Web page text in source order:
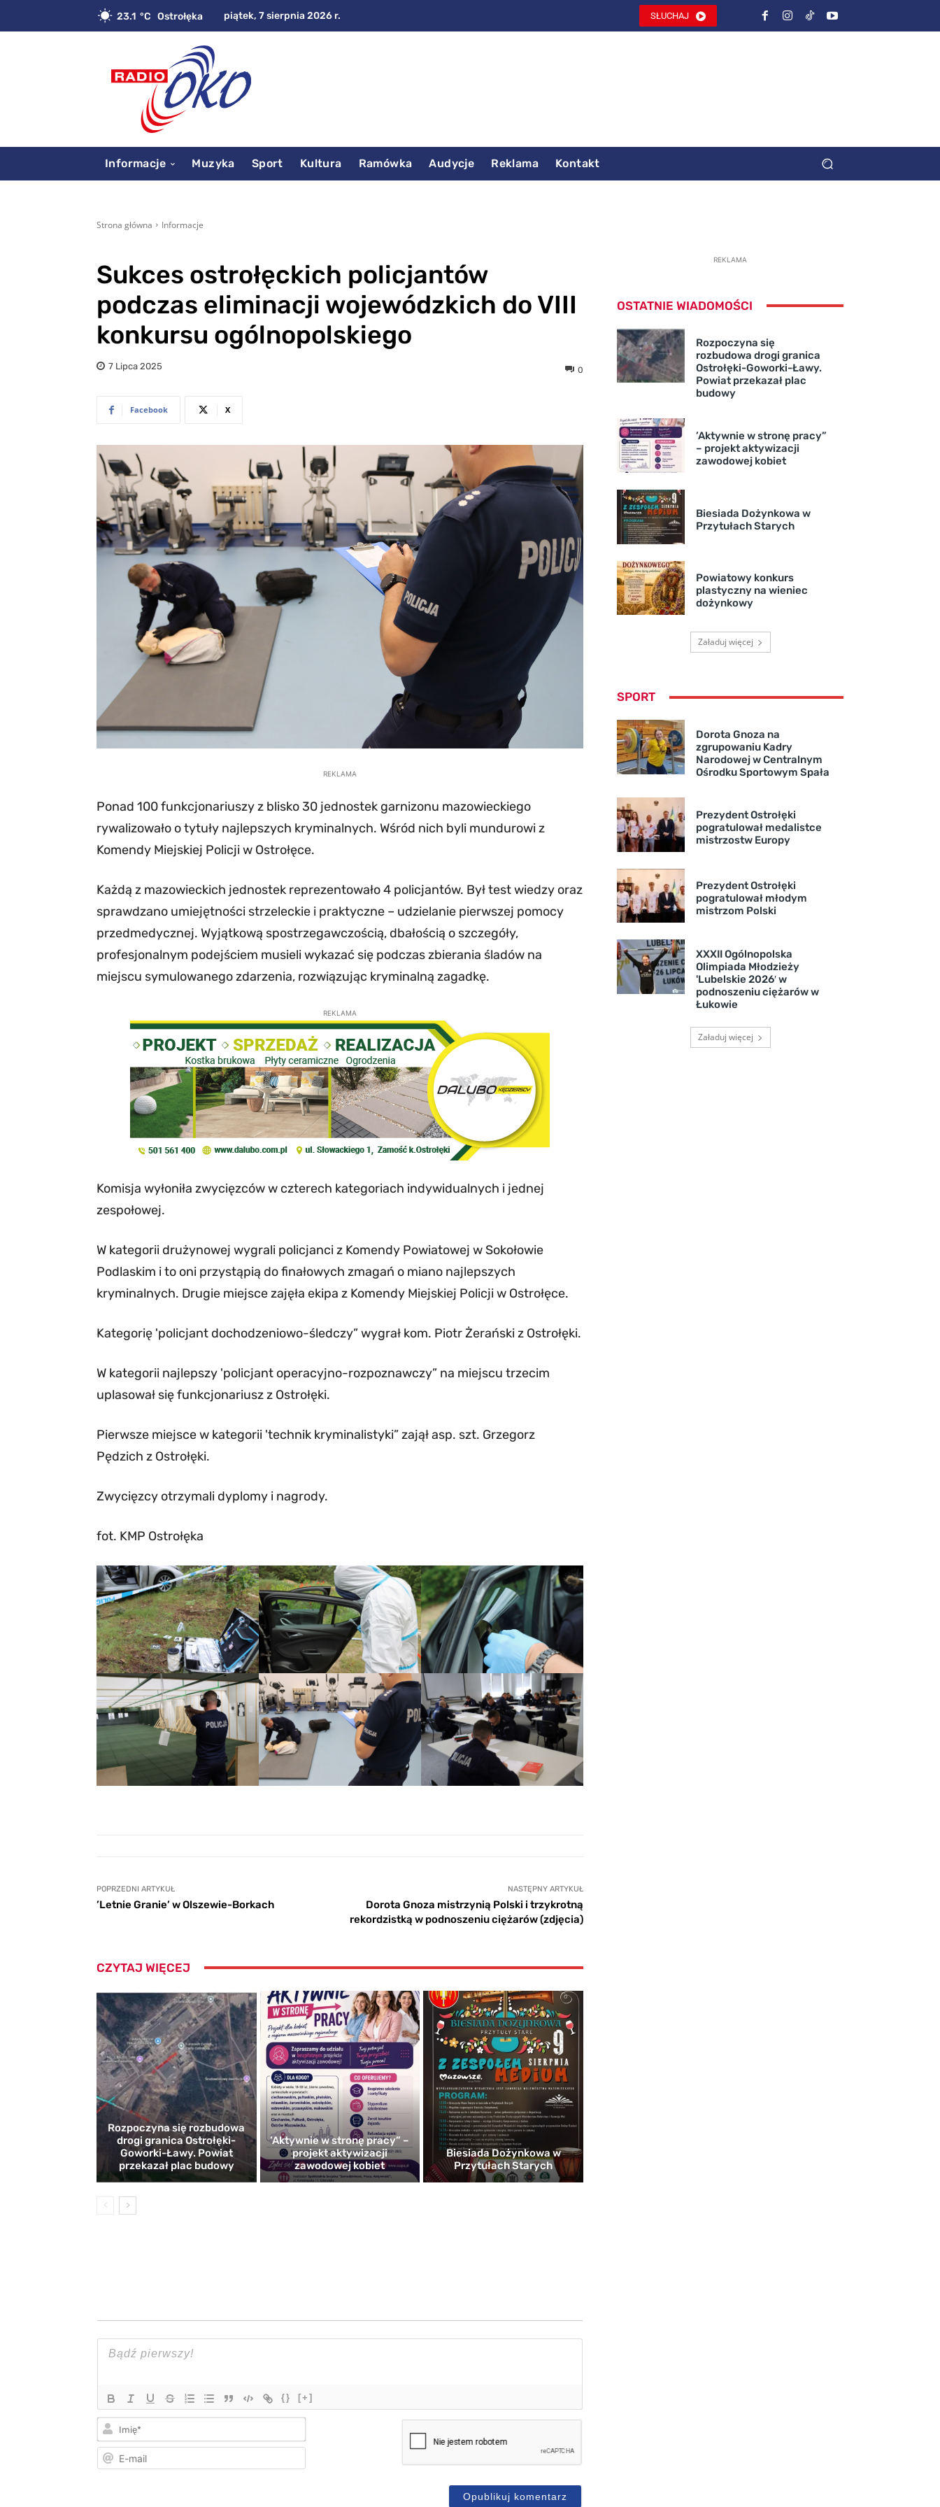
23.1 C Ostrołęka piątek, 7 sierpnia 2026 r. SŁUCHAJ
Informacje Muzyka Sport Kultura Ramówka Audycje Reklama Kontakt
Strona główna Informacje
Sukces ostrołęckich policjantów
podczas eliminacji wojewódzkich do VIII
konkursu ogólnopolskiego
7 Lipca 2025 0
Facebook X
REKLAMA
Ponad 100 funkcjonariuszy z blisko 30 jednostek garnizonu mazowieckiego
rywalizowało o tytuły najlepszych kryminalnych. Wśród nich byli mundurowi z
Komendy Miejskiej Policji w Ostrołęce.
Każdą z mazowieckich jednostek reprezentowało 4 policjantów. Był test wiedzy oraz
sprawdzano umiejętności strzeleckie i praktyczne – udzielanie pierwszej pomocy
przedmedycznej. Wyjątkową spostrzegawczością, dbałością o szczegóły,
profesjonalnym podejściem musieli wykazać się podczas zbierania śladów na
miejscu symulowanego zdarzenia, rozwiązując kryminalną zagadkę.
REKLAMA
Komisja wyłoniła zwycięzców w czterech kategoriach indywidualnych i jednej
zespołowej.
W kategorii drużynowej wygrali policjanci z Komendy Powiatowej w Sokołowie
Podlaskim i to oni przystąpią do finałowych zmagań o miano najlepszych
kryminalnych. Drugie miejsce zajęła ekipa z Komendy Miejskiej Policji w Ostrołęce.
Kategorię 'policjant dochodzeniowo-śledczy” wygrał kom. Piotr Żerański z Ostrołęki.
W kategorii najlepszy 'policjant operacyjno-rozpoznawczy” na miejscu trzecim
uplasował się funkcjonariusz z Ostrołęki.
Pierwsze miejsce w kategorii 'technik kryminalistyki” zajął asp. szt. Grzegorz
Pędzich z Ostrołęki.
Zwycięzcy otrzymali dyplomy i nagrody.
fot. KMP Ostrołęka
POPRZEDNI ARTYKUŁ
’Letnie Granie’ w Olszewie-Borkach
NASTĘPNY ARTYKUŁ
Dorota Gnoza mistrzynią Polski i trzykrotną
rekordzistką w podnoszeniu ciężarów (zdjęcia)
CZYTAJ WIĘCEJ
Rozpoczyna się rozbudowa
drogi granica Ostrołęki-
Goworki-Ławy. Powiat
przekazał plac budowy
’Aktywnie w stronę pracy” –
projekt aktywizacji
zawodowej kobiet
Biesiada Dożynkowa w
Przytułach Starych
{} [+]
mail
REKLAMA
OSTATNIE WIADOMOŚCI
Rozpoczyna się
rozbudowa drogi granica
Ostrołęki-Goworki-Ławy.
Powiat przekazał plac
budowy
’Aktywnie w stronę pracy”
– projekt aktywizacji
zawodowej kobiet
Biesiada Dożynkowa w
Przytułach Starych
Powiatowy konkurs
plastyczny na wieniec
dożynkowy
Załaduj więcej
SPORT
Dorota Gnoza na
zgrupowaniu Kadry
Narodowej w Centralnym
Ośrodku Sportowym Spała
Prezydent Ostrołęki
pogratulował medalistce
mistrzostw Europy
Prezydent Ostrołęki
pogratulował młodym
mistrzom Polski
XXXII Ogólnopolska
Olimpiada Młodzieży
'Lubelskie 2026′ w
podnoszeniu ciężarów w
Łukowie
Załaduj więcej